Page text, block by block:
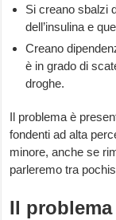
Si creano sbalzi
dell’insulina e
Creano
è in grado di
droghe.
Il problema è
fondenti ad alta
minore, anche se
parleremo tra
Il